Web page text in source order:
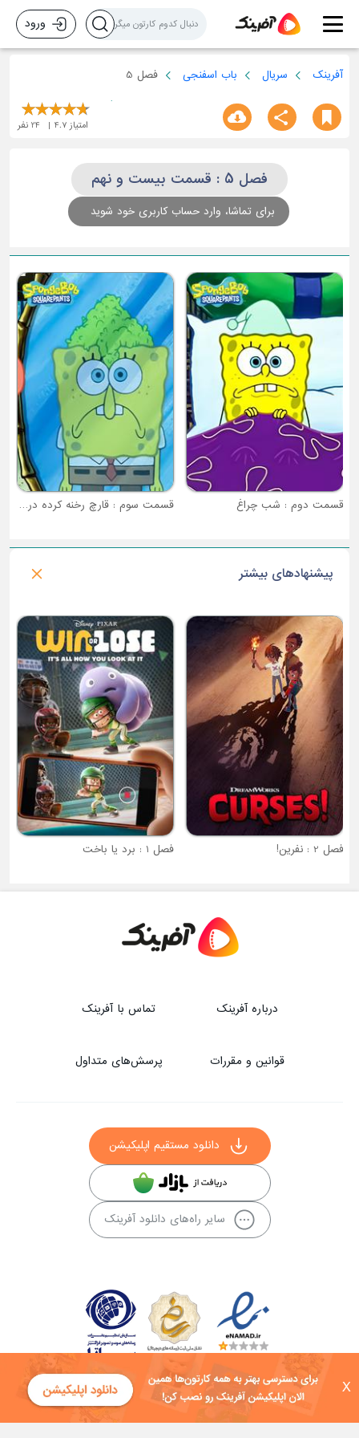
X
ورود
آفرینک سریال باب اسفنجی فصل 5
امتیاز 4.7
24 نفر
فصل 5 : قسمت بیست و نهم
برای تماشا، وارد حساب کاربری خود شوید
قسمت دوم : شب چراغ قسمت سوم : قارچ رخنه کرده در میان ما
پیشنهادهای بیشتر
فصل 2 : نفرین! فصل 1 : برد یا باخت
درباره آفرینک تماس با آفرینک
قوانین و مقررات پرسش‌های متداول
دانلود مستقیم اپلیکیشن
سایر راه‌های دانلود آفرینک
کلیه حقوق این سایت به شرکت توسعه فناوی هفت آسمان توکان تعلق دارد و